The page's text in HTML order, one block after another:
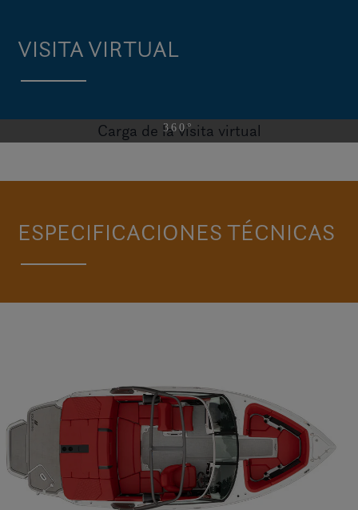
VISITA VIRTUAL
Carga de la visita virtual
ESPECIFICACIONES TÉCNICAS